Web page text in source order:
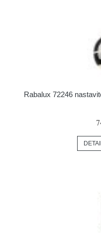
Rabalux 72246